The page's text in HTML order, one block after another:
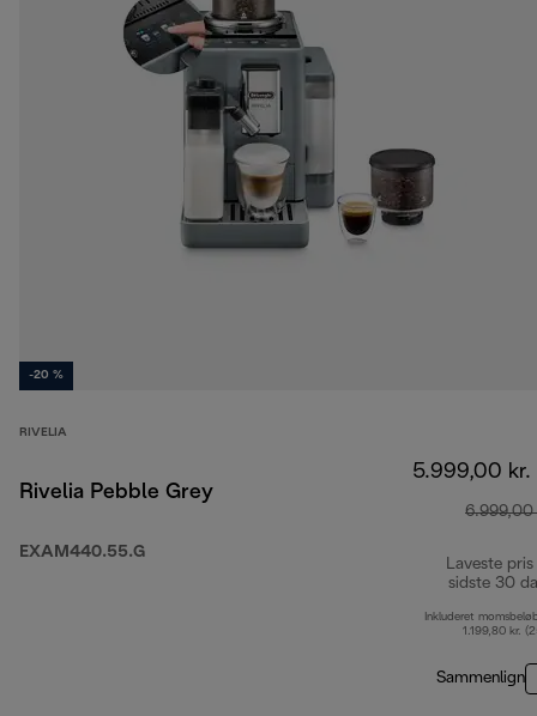
-20 %
RIVELIA
Rivelia Pebble Grey
EXAM440.55.G
5.999,00 kr.
6.999,00
Laveste pris
sidste 30
Inkluderet
1.199,80 kr.
Sammenlign